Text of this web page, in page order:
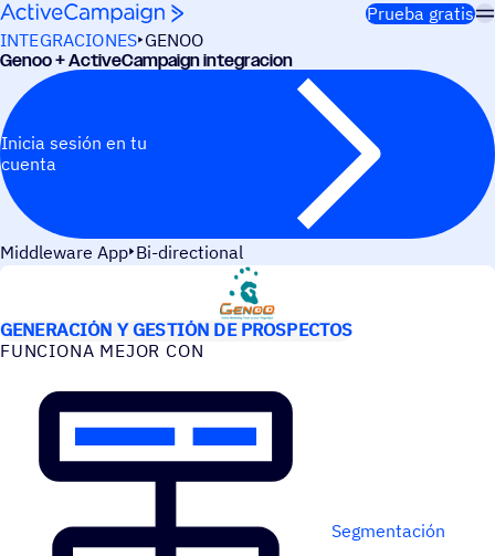
Saltar al contenido
Prueba gratis
INTEGRACIONES GENOO
Genoo + ActiveCampaign integracion
Inicia sesión en tu
cuenta
Middleware App Bi-directional
GENERACIÓN Y GESTIÓN DE PROSPECTOS
FUNCIONA MEJOR CON
Segmentación